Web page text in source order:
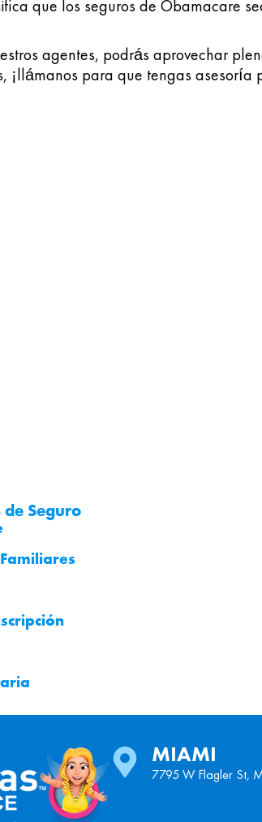
que los seguros de Obamacare
agentes, podrás aprovechar
¡llámanos para que tengas
Seguro
MIAMI
7795 W Flagler St,